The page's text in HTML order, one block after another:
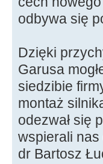
odbywa się
Dzięki
Garusa
siedzibie
montaż
odezwał się
wspierali
dr Bartosz